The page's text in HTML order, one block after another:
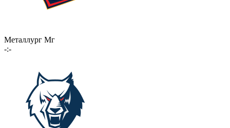
Металлург Мг
-:-